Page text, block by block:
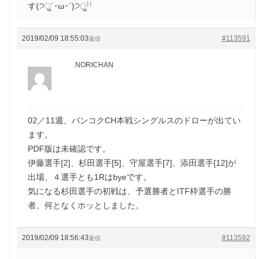
す(੭ु´･ω･`)੭ु⁾⁾
2019/02/09 18:55:03 #113591
返信
NORICHAN
02／11週、バンコクCH本戦シングルスのドローが出てい
ます。
PDF版は未確認です。
伊藤選手[2]、杉田選手[5]、守屋選手[7]、添田選手[12]が
出場、４選手とも1Rはbyeです。
気になる杉田選手の初戦は、予選勝者とITF枠選手の勝
者。何となくホッとしました。
2019/02/09 18:56:43 #113592
返信